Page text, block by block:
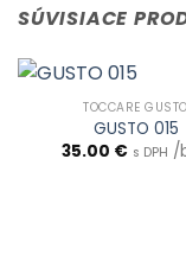
SÚVISIACE
TOCCARE GUSTO
GUSTO 015
35.00 € s DPH /